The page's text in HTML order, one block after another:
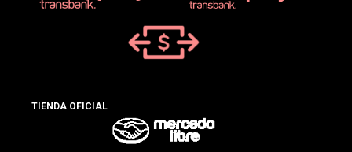
TIENDA OFICIAL